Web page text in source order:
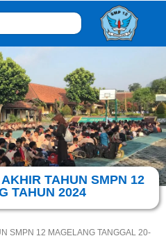
TAHUN SMPN 12
TAHUN 2024
SMPN 12 MAGELANG TANGGAL 20-